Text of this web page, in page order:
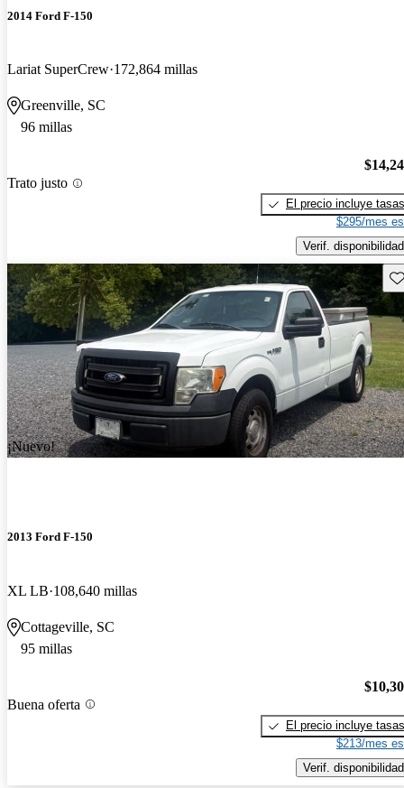
2014 Ford F-150
Lariat SuperCrew 172,864 millas
Greenville, SC
96 millas
Trato justo
El precio incluye tasas
$295/mes
Verif. disponibilidad
¡Nuevo!
2013 Ford F-150
XL LB 108,640 millas
Cottageville, SC
95 millas
Buena oferta
El precio incluye tasas
$213/mes
Verif. disponibilidad